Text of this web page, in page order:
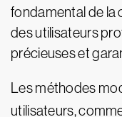
fondamental de la
des utilisateurs
précieuses et
Les méthodes
utilisateurs,